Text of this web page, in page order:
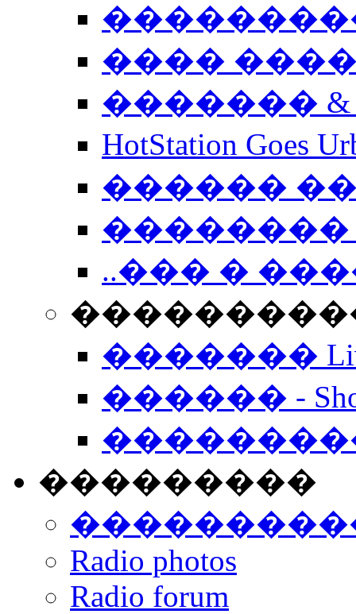
����
�������
HotStation
������
��������
..��� �
����������
�������
������ -
���������
Radio photos
Radio forum